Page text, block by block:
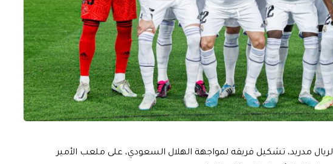
لريال مدريد، تشكيل فريقه لمواجهة الهلال السعودي، على ملعب الأمير